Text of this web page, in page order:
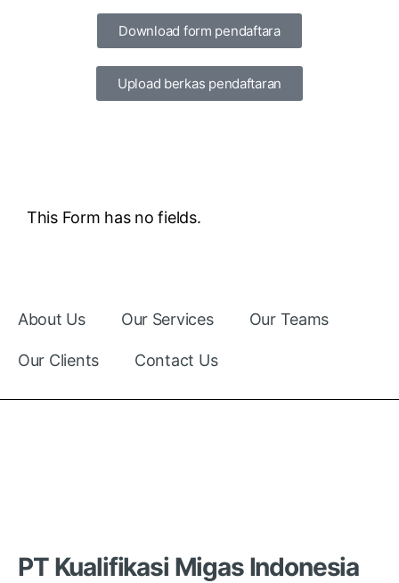
Download form pendaftara
Upload berkas pendaftaran
This Form has no fields.
About Us Our Services Our Teams
Our Clients Contact Us
PT Kualifikasi Migas Indonesia